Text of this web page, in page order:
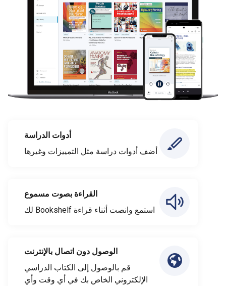
أدوات الدراسة
أضف أدوات دراسة مثل التمييزات وغيرها
القراءة بصوت مسموع
استمع وانصت أثناء قراءة Bookshelf لك
الوصول دون اتصال بالإنترنت
قم بالوصول إلى الكتاب الدراسي
الإلكتروني الخاص بك في أي وقت وأي